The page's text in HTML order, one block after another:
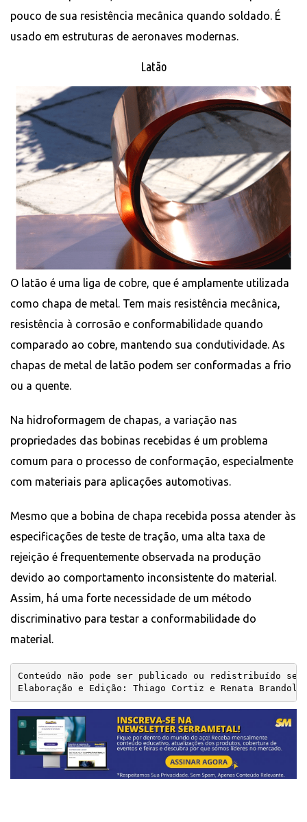
pouco de sua resistência mecânica quando soldado. É
usado em estruturas de aeronaves modernas.
Latão
O latão é uma liga de cobre, que é amplamente utilizada
como chapa de metal. Tem mais resistência mecânica,
resistência à corrosão e conformabilidade quando
comparado ao cobre, mantendo sua condutividade. As
chapas de metal de latão podem ser conformadas a frio
ou a quente.
Na hidroformagem de chapas, a variação nas
propriedades das bobinas recebidas é um problema
comum para o processo de conformação, especialmente
com materiais para aplicações automotivas.
Mesmo que a bobina de chapa recebida possa atender às
especificações de teste de tração, uma alta taxa de
rejeição é frequentemente observada na produção
devido ao comportamento inconsistente do material.
Assim, há uma forte necessidade de um método
discriminativo para testar a conformabilidade do
material.
Elaboração e Edição: Thiago Cortiz e Renata